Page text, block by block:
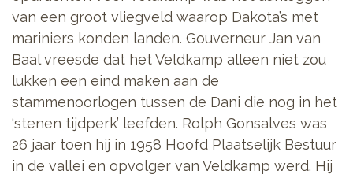
van een groot vliegveld waarop Dakota’s met
mariniers konden landen. Gouverneur Jan van
Baal vreesde dat het Veldkamp alleen niet zou
lukken een eind maken aan de
stammenoorlogen tussen de Dani die nog in het
‘stenen tijdperk’ leefden. Rolph Gonsalves was
26 jaar toen hij in 1958 Hoofd Plaatselijk Bestuur
in de vallei en opvolger van Veldkamp werd. Hij